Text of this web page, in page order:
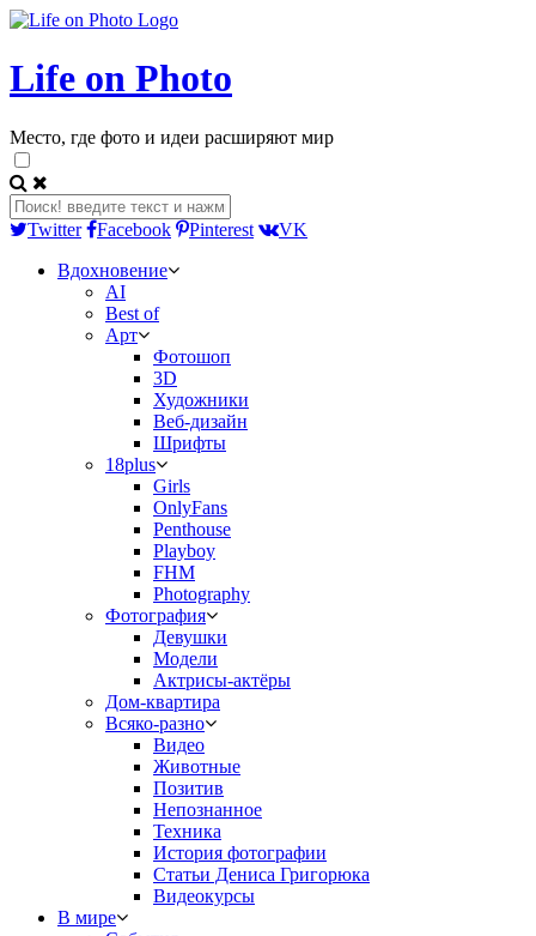
Life on Photo
Место, где фото и идеи расширяют мир
Twitter Facebook Pinterest
VK
Вдохновение
AI
Best of
Арт
Фотошоп
3D
Художники
Веб-дизайн
Шрифты
18plus
Girls
OnlyFans
Penthouse
Playboy
FHM
Photography
Фотография
Девушки
Модели
Актрисы-актёры
Дом-квартира
Всяко-разно
Видео
Животные
Позитив
Непознанное
Техника
История фотографии
Статьи Дениса Григорюка
Видеокурсы
В мире